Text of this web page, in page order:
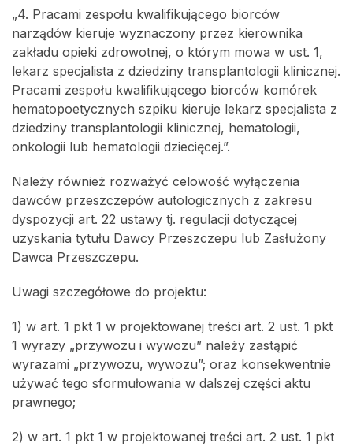
„4. Pracami zespołu kwalifikującego biorców
narządów kieruje wyznaczony przez kierownika
zakładu opieki zdrowotnej, o którym mowa w ust. 1,
lekarz specjalista z dziedziny transplantologii klinicznej.
Pracami zespołu kwalifikującego biorców komórek
hematopoetycznych szpiku kieruje lekarz specjalista z
dziedziny transplantologii klinicznej, hematologii,
onkologii lub hematologii dziecięcej.”.
Należy również rozważyć celowość wyłączenia
dawców przeszczepów autologicznych z zakresu
dyspozycji art. 22 ustawy tj. regulacji dotyczącej
uzyskania tytułu Dawcy Przeszczepu lub Zasłużony
Dawca Przeszczepu.
Uwagi szczegółowe do projektu:
1) w art. 1 pkt 1 w projektowanej treści art. 2 ust. 1 pkt
1 wyrazy „przywozu i wywozu” należy zastąpić
wyrazami „przywozu, wywozu”; oraz konsekwentnie
używać tego sformułowania w dalszej części aktu
prawnego;
2) w art. 1 pkt 1 w projektowanej treści art. 2 ust. 1 pkt